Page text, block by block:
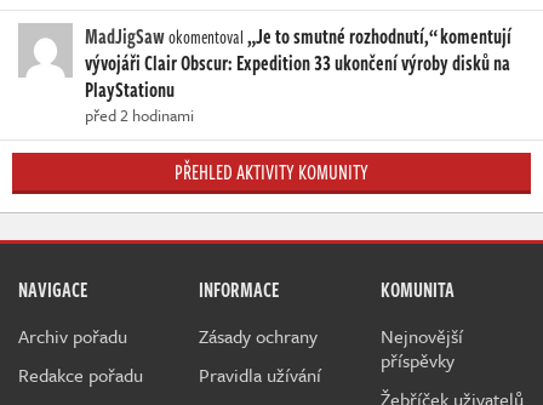
MadJigSawokomentoval„Je to smutné rozhodnutí,“ komentují
vývojáři Clair Obscur: Expedition 33 ukončení výroby disků na
PlayStationu
před 2 hodinami
PŘEHLED AKTIVITY KOMUNITY
NAVIGACE
Archiv pořadu
Redakce pořadu
INFORMACE
Zásady ochrany
Pravidla užívání
KOMUNITA
Nejnovější
příspěvky
Žebříček uživatelů